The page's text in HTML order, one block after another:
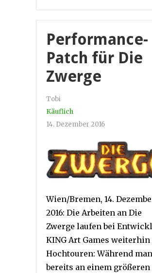
Performance-
Patch für Die
Zwerge
Tobi
Käuflich
14. Dezember 2016
Wien/Bremen, 14.
2016: Die Arbeiten an Die
Zwerge laufen bei
KING Art Games weiterhin
Hochtouren: Während man
bereits an einem größeren